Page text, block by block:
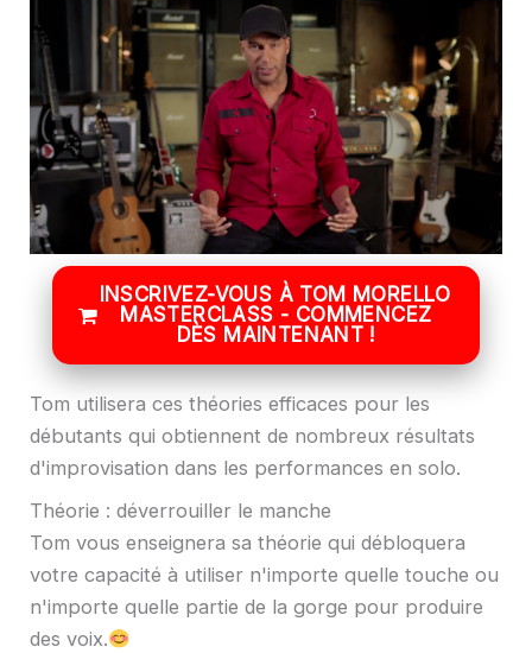
INSCRIVEZ-VOUS À TOM MORELLO
MASTERCLASS - COMMENCEZ
DÈS MAINTENANT !
Tom utilisera ces théories efficaces pour les
débutants qui obtiennent de nombreux résultats
d'improvisation dans les performances en solo.
Théorie : déverrouiller le manche
Tom vous enseignera sa théorie qui débloquera
votre capacité à utiliser n'importe quelle touche ou
n'importe quelle partie de la gorge pour produire
des voix.